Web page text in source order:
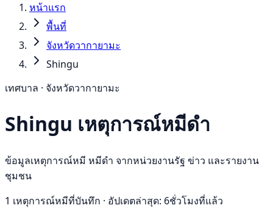
หน้าแรก
พื้นที่
จังหวัดวากายามะ
Shingu
เทศบาล · จังหวัดวากายามะ
Shingu เหตุการณ์หมีดำ
ข้อมูลเหตุการณ์หมี หมีดำ จากหน่วยงานรัฐ ข่าว และรายงาน
ชุมชน
1 เหตุการณ์หมีที่บันทึก · อัปเดตล่าสุด: 6ชั่วโมงที่แล้ว